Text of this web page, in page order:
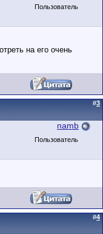
Пользователь
на его очень
#3
namb
Пользователь
#4